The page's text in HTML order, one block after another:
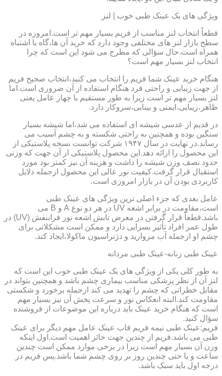
ویژگی های یک عینک طبی خوب | لنز
قطعاً انتخاب لنز مناسب از فریم بسیار مهم تر است.امروزه در
سطح بازار لنز های مختلفی وجود دارد که خرید آن ها،گاه با اشتباه
همراه است.حال سؤالی که مطرح می شود این است که چرا
انتخاب لنز بسیار مهم است؟
هنگام خرید عینک شما فریم را انتخاب می کنید،انتخاب صحیح فریم
از جهت زیبایی و راحتی فرد هنگام استفاده از آن ضروری است.اما
لنز بسیار مهم تر است زیرا به طور مستقیم با چهار عامل یعنی
ظاهر،زیبایی،ایمنی و بینایی،سروکار دارد.
در قدیم از عدسی شیشه ای استفاده می شد،اما شیشه بسیار
سنگین بوده و همچنین به راحتی شکسته و به چشم آسیب می
رساند.در نهایت در سال ۱۹۴۷ شرکت توانست نسخه پلاستیکی از
این محصول را ارائه دهد.این محصول پلاستیکی از آن جهت که وزنی
حدود نصف وزن شیشه را داشت و هزینه آن نیز کمتر بود مورد
استقبال قرار گرفت.کیفیت نور عالی این محصول ازجمله دلایل
کاربردی بودن آن در بازار امروزی است.
عامل بعدی که جزء اصلی ترین ویژگی های عینک طبی
است،مقاومت در برابر اشعه UV در هر دو نوع A و B می
باشد.قطعاً قرار گرفتن در معرض تابش اشعه نور فرابنفش (UV) در
طول عمر افراد تأثیر بسزایی دارد و ممکن است مشکلاتی برای
چشم او ازجمله آب مروارید و دژنراسیون ماکولا،ایجاد کند.
عینک طبی زنانه-عینک طبی مردانه
به طور کلی یکی از ویژگی های یک عینک طبی خوب این است که
لنز آن از نظر پزشکی مناسب بیماری چشم باشد و همچنین بتواند در
مقابل خطراتی که چشم را تهدید می کند ازجمله برخورد و شکستی
مقاومت کند.البته انعکاس نور و سرعت پخش آن نیز بسیار مهم
است که هنگام خرید عینک باید درباره این موضوعات از فروشنده
سؤال کنید.
فریم:عینک طبی نیمه فریم قاب عینک عامل مهم دیگر برای عینک
طبی می باشد.فریم از چندین جهت حائز اهمیت است.اول اینکه
وزن آن بسیار مهم است زیرا در برخی موارد ممکن است چندین
ساعت و یا حتی چندین روز بر روی چشم شما باشد.پس فریم در
درجه اول باید سبک باشد.